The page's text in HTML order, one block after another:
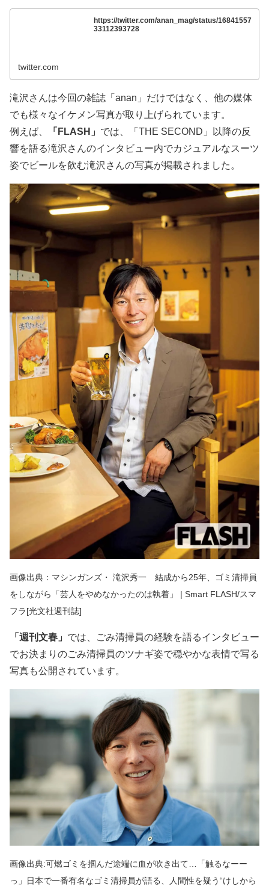
https://twitter.com/anan_mag/status/16841557
33112393728
twitter.com
滝沢さんは今回の雑誌「anan」だけではなく、他の媒体
でも様々なイケメン写真が取り上げられています。
例えば、
「FLASH」 では、「THE SECOND」以降の反
響を語る滝沢さんのインタビュー内でカジュアルなスーツ
姿でビールを飲む滝沢さんの写真が掲載されました。
画像出典：マシンガンズ・ 滝沢秀一 結成から25年、ゴミ清掃員
をしながら「芸人をやめなかったのは執着」 | Smart FLASH/スマ
フラ[光文社週刊誌]
「週刊文春」 では、ごみ清掃員の経験を語るインタビュー
でお決まりのごみ清掃員のツナギ姿で穏やかな表情で写る
写真も公開されています。
画像出典:可燃ゴミを掴んだ途端に血が吹き出て…「触るなーー
っ」日本で一番有名なゴミ清掃員が語る、人間性を疑う“けしから